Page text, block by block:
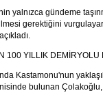
yalnızca gündeme
gerektiğini
100 YILLIK DEMİRYOLU
Kastamonu'nun
bulunan